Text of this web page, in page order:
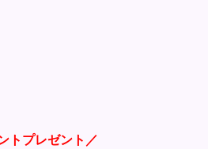
トプレゼント／